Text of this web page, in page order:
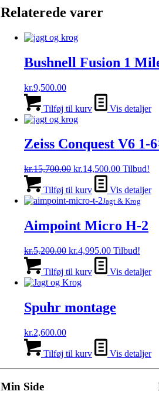
Relaterede varer
Bushnell Fusion 1
kr.9,500.00
Tilføj til kurv Vis detaljer
Zeiss Conquest V6 1-
kr.15,700.00 Den
oprindelige
pris
var:
kr.14,500.00Den
pris
er:
Tilbud!
Tilføj til kurv Vis detaljer
Jagt & Krog
Aimpoint Micro H-2
kr.5,200.00 Den
oprindelige
pris
var:
kr.4,995.00Den
pris
Tilbud!
Tilføj til kurv Vis detaljer
Spuhr montage
kr.2,600.00
Tilføj til kurv Vis detaljer
Min Side